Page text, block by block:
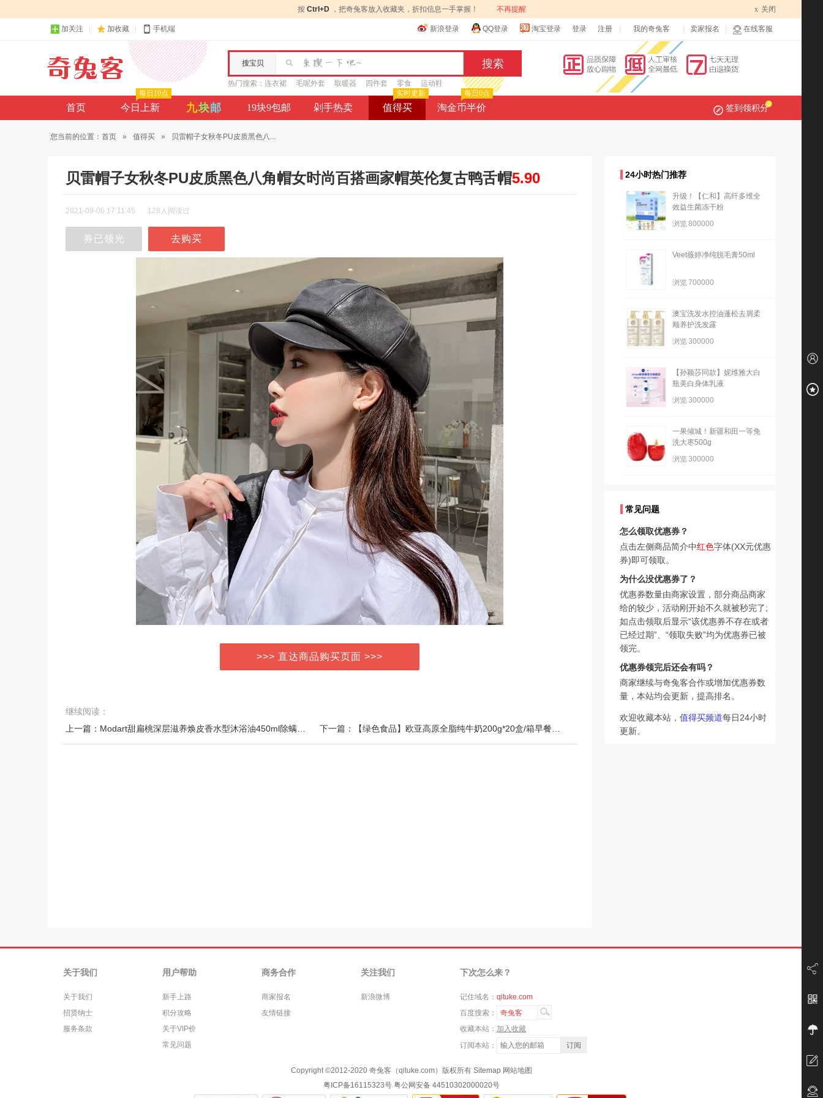
按 Ctrl+D ，把奇兔客放入收藏夹，折扣信息一手掌握！ 不再提醒 x 关闭
加关注 加收藏 手机端 新浪登录 QQ登录 淘宝登录 登录 注册 我的奇兔客 卖家报名 在线客服
搜宝贝
热门搜索： 连衣裙 毛呢外套 取暖器 四件套 零食 运动鞋
首页 今日上新
每日10点
九块邮 19块9包邮 剁手热卖 值得买
实时更新
淘金币半价
每日0点
签到领积分
您当前的位置： 首页 » 值得买 » 贝雷帽子女秋冬PU皮质黑色八...
贝雷帽子女秋冬PU皮质黑色八角帽女时尚百搭画家帽英伦复古鸭舌帽5.90
2021-09-06 17:11:45 128人阅读过
券已领光 去购买
>>> 直达商品购买页面 >>>
继续阅读：
24小时热门推荐
升级！【仁和】高纤多维全
效益生菌冻干粉
浏览800000
Veet薇婷净纯脱毛膏50ml
浏览700000
澳宝洗发水控油蓬松去屑柔
顺养护洗发露
浏览300000
【孙颖莎同款】妮维雅大白
瓶美白身体乳液
浏览300000
一果倾城！新疆和田一等免
洗大枣500g
浏览300000
常见问题
怎么领取优惠券？
点击左侧商品简介中红色字体(XX元优惠
券)即可领取。
为什么没优惠券了？
优惠券数量由商家设置，部分商品商家
给的较少，活动刚开始不久就被秒完了;
如点击领取后显示“该优惠券不存在或者
已经过期”、“领取失败”均为优惠券已被
领完。
优惠券领完后还会有吗？
商家继续与奇兔客合作或增加优惠券数
量，本站均会更新，提高排名。
欢迎收藏本站， 值得买频道每日24小时
更新。
关于我们
关于我们
招贤纳士
服务条款
用户帮助
新手上路
积分攻略
关于VIP价
常见问题
商务合作
商家报名
友情链接
关注我们
新浪微博
下次怎么来？
记住域名： qituke.com
百度搜索：
奇兔客
收藏本站： 加入收藏
订阅本站：
Copyright ©2012-2020 奇兔客（qituke.com）版权所有 Sitemap 网站地图
粤ICP备16115323号 粤公网安备 44510302000020号